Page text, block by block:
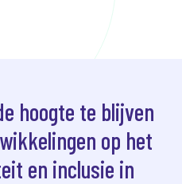
hoogte te blijven
op het
en inclusie in